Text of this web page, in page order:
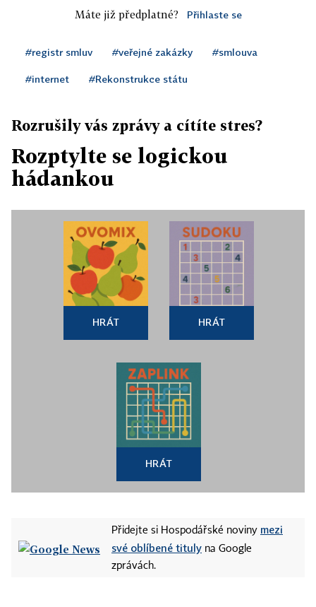
Máte již předplatné? Přihlaste se
#registr smluv #veřejné zakázky #smlouva
#internet #Rekonstrukce státu
Rozrušily vás zprávy a cítíte stres?
Rozptylte se logickou
hádankou
HRÁT HRÁT
HRÁT
Přidejte si Hospodářské noviny mezi
své oblíbené tituly na Google
zprávách.